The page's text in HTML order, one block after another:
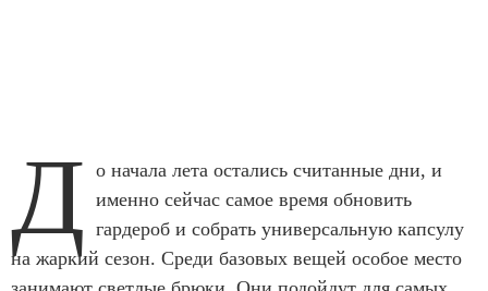
Д о начала лета остались считанные дни, и
именно сейчас самое время обновить
гардероб и собрать универсальную капсулу
на жаркий сезон. Среди базовых вещей особое место